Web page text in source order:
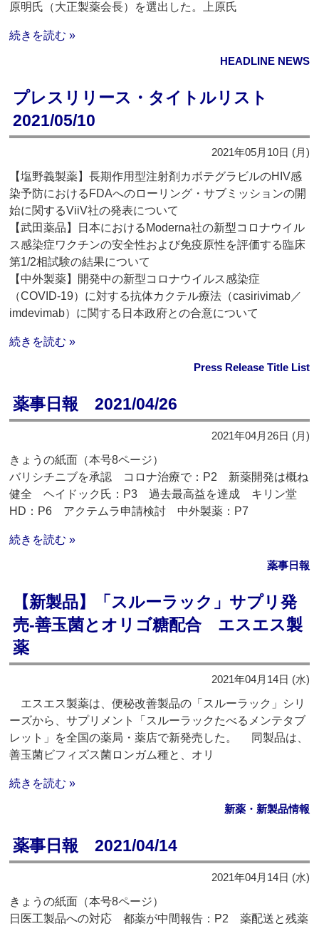
原明氏（大正製薬会長）を選出した。上原氏
続きを読む »
HEADLINE NEWS
プレスリリース・タイトルリスト
2021/05/10
2021年05月10日 (月)
【塩野義製薬】長期作用型注射剤カボテグラビルのHIV感
染予防におけるFDAへのローリング・サブミッションの開
始に関するViiV社の発表について
【武田薬品】日本におけるModerna社の新型コロナウイル
ス感染症ワクチンの安全性および免疫原性を評価する臨床
第1/2相試験の結果について
【中外製薬】開発中の新型コロナウイルス感染症
（COVID-19）に対する抗体カクテル療法（casirivimab／
imdevimab）に関する日本政府との合意について
続きを読む »
Press Release Title List
薬事日報 2021/04/26
2021年04月26日 (月)
きょうの紙面（本号8ページ）
バリシチニブを承認 コロナ治療で：P2 新薬開発は概ね
健全 ヘイドック氏：P3 過去最高益を達成 キリン堂
HD：P6 アクテムラ申請検討 中外製薬：P7
続きを読む »
薬事日報
【新製品】「スルーラック」サプリ発
売‐善玉菌とオリゴ糖配合 エスエス製
薬
2021年04月14日 (水)
エスエス製薬は、便秘改善製品の「スルーラック」シリ
ーズから、サプリメント「スルーラックたべるメンテタブ
レット」を全国の薬局・薬店で新発売した。 同製品は、
善玉菌ビフィズス菌ロンガム種と、オリ
続きを読む »
新薬・新製品情報
薬事日報 2021/04/14
2021年04月14日 (水)
きょうの紙面（本号8ページ）
日医工製品への対応 都薬が中間報告：P2 薬配送と残薬